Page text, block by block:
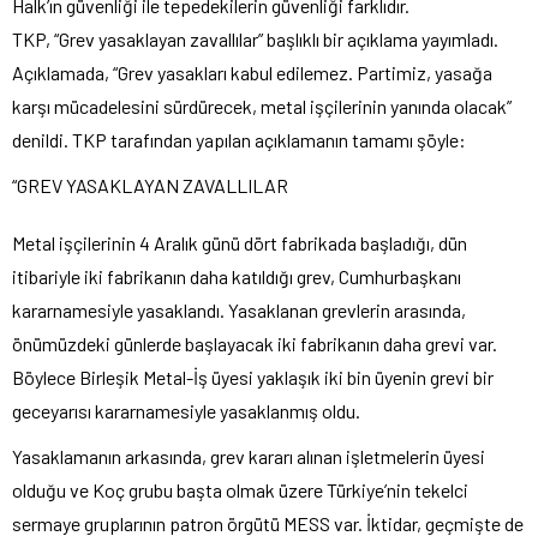
Halk’ın güvenliği ile tepedekilerin güvenliği farklıdır.
TKP, “Grev yasaklayan zavallılar” başlıklı bir açıklama yayımladı.
Açıklamada, “Grev yasakları kabul edilemez. Partimiz, yasağa
karşı mücadelesini sürdürecek, metal işçilerinin yanında olacak”
denildi. TKP tarafından yapılan açıklamanın tamamı şöyle:
“GREV YASAKLAYAN ZAVALLILAR
Metal işçilerinin 4 Aralık günü dört fabrikada başladığı, dün
itibariyle iki fabrikanın daha katıldığı grev, Cumhurbaşkanı
kararnamesiyle yasaklandı. Yasaklanan grevlerin arasında,
önümüzdeki günlerde başlayacak iki fabrikanın daha grevi var.
Böylece Birleşik Metal-İş üyesi yaklaşık iki bin üyenin grevi bir
geceyarısı kararnamesiyle yasaklanmış oldu.
Yasaklamanın arkasında, grev kararı alınan işletmelerin üyesi
olduğu ve Koç grubu başta olmak üzere Türkiye’nin tekelci
sermaye gruplarının patron örgütü MESS var. İktidar, geçmişte de